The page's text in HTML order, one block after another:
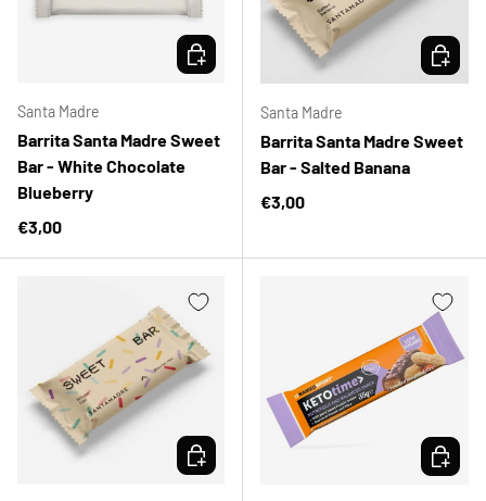
Santa Madre
Barrita Santa Madre Sweet
Bar - White Chocolate
Blueberry
Precio normal
€3,00
ELEGIR OPCIONES
Santa Madre
Barrita Santa Madre Sweet
Bar - Salted Banana
Precio normal
€3,00
ELEGIR
ELEGIR OPCIONES ELEGIR